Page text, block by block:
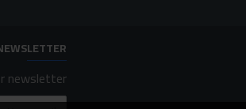
newsletter.